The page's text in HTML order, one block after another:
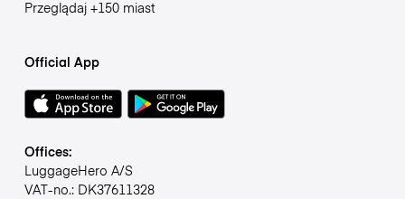
Przeglądaj +150 miast
Official App
Offices:
LuggageHero A/S
VAT-no.: DK37611328